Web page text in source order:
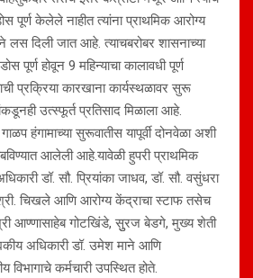
पूर्ण केलेले नाहीत त्यांना प्राथमिक आरोग्य
लस दिली जात आहे. त्याचबरोबर शासनाच्या
पूर्ण होवून 9 महिन्याचा कालावधी पूर्ण
प्रक्रिया कारखाना कार्यस्थळावर सुरू
उत्स्फूर्त प्रतिसाद मिळाला आहे.
हंगामाच्या सुरूवातीस यापूर्वी दोनवेळा अशी
आलेली आहे.यावेळी हुपरी प्राथमिक
डॉ. सौ. प्रियांका जाधव, डॉ. सौ. वसुंधरा
चिखले आणि आरोग्य केंद्राचा स्टाफ तसेच
आण्णासाहेब गोटखिंडे, सुुरज बेडगे, मुख्य शेती
अधिकारी डॉ. उमेश माने आणि
विभागाचे कर्मचारी उपस्थित होते.